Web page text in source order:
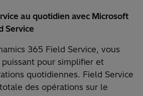
au quotidien avec Microsoft
Service
365 Field Service, vous
puissant pour simplifier et
quotidiennes. Field Service
des opérations sur le